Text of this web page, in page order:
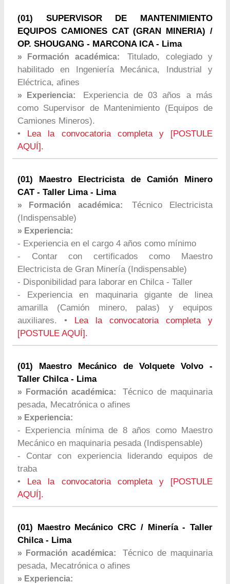
(01) SUPERVISOR DE MANTENIMIENTO
EQUIPOS CAMIONES CAT (GRAN MINERIA) /
OP. SHOUGANG - MARCONA ICA - Lima
» Formación académica:
Titulado, colegiado y
habilitado en Ingeniería Mecánica, Industrial y
Eléctrica, afines
» Experiencia:
Experiencia de 03 años a más
como Supervisor de Mantenimiento (Equipos de
Camiones Mineros).
•
Lea la convocatoria completa y [POSTULE
AQUÍ].
(01) Maestro Electricista de Camión Minero
CAT - Taller Lima - Lima
» Formación académica:
Técnico Electricista
(Indispensable)
» Experiencia:
- Experiencia en el cargo 4 años como mínimo
- Contar con certificados como Maestro
Electricista de Gran Minería (Indispensable)
- Disponibilidad para laborar en Chilca - Taller
- Experiencia en maquinaria gigante de linea
amarilla (Camión minero, palas) y equipos
auxiliares. •
Lea la convocatoria completa y
[POSTULE AQUÍ].
(01) Maestro Mecánico de Volquete Volvo -
Taller Chilca - Lima
» Formación académica:
Técnico de maquinaria
pesada, Mecatrónica o afines
» Experiencia:
- Experiencia mínima de 8 años como Maestro
Mecánico en maquinaria pesada (Indispensable)
- Contar con experiencia liderando equipos de
traba
•
Lea la convocatoria completa y [POSTULE
AQUÍ].
(01) Maestro Mecánico CRC / Minería - Taller
Chilca - Lima
» Formación académica:
Técnico de maquinaria
pesada, Mecatrónica o afines
» Experiencia: